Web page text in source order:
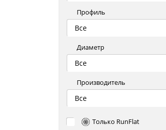
Профиль
Все
Диаметр
Все
Производитель
Все
Только RunFlat